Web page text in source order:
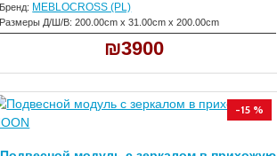
Бренд: MEBLOCROSS (PL)
Размеры Д/Ш/В: 200.00cm x 31.00cm x 200.00cm
₪3900
-15 %